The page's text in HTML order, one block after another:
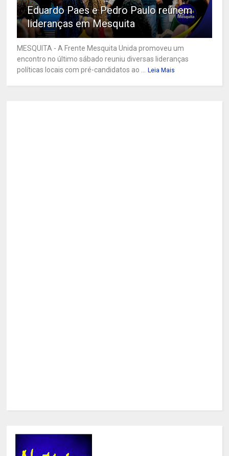
Eduardo Paes e Pedro Paulo reúnem
lideranças em Mesquita
MESQUITA - A Frente Mesquita Unida promoveu um
encontro no último sábado reuniu diversas lideranças
políticas locais com pré-candidatos ao ...
Leia Mais